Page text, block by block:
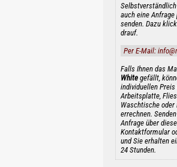
auch eine Anfrage
senden. Dazu
drauf.
Per E-Mail:
Falls Ihnen das
White gefällt,
individuellen
Arbeitsplatte,
Waschtische oder
errechnen.
Anfrage über
Kontaktformular
und Sie erhalten
24 Stunden.